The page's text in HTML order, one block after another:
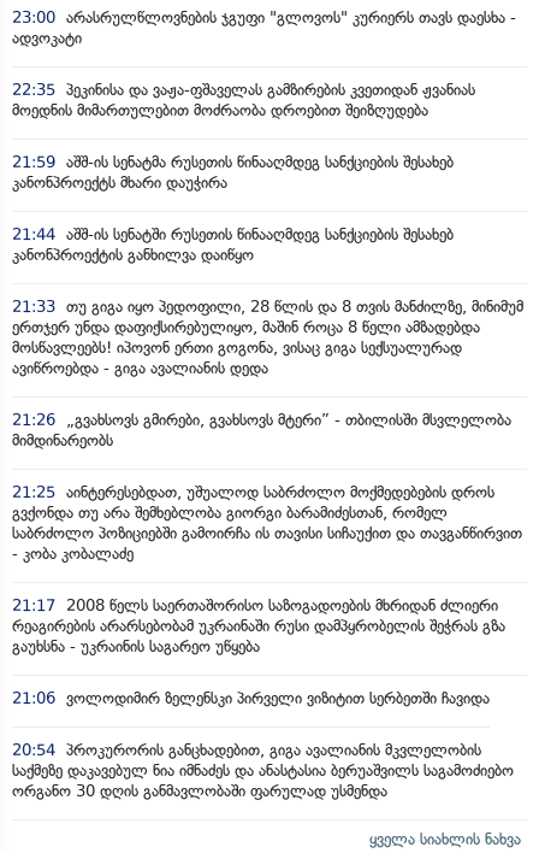
23:00 არასრულწლოვნების ჯგუფი "გლოვოს" კურიერს თავს დაესხა -
ადვოკატი
22:35 პეკინისა და ვაჟა-ფშაველას გამზირების კვეთიდან ჟვანიას
მოედნის მიმართულებით მოძრაობა დროებით შეიზღუდება
21:59 აშშ-ის სენატმა რუსეთის წინააღმდეგ სანქციების შესახებ
კანონპროექტს მხარი დაუჭირა
21:44 აშშ-ის სენატში რუსეთის წინააღმდეგ სანქციების შესახებ
კანონპროექტის განხილვა დაიწყო
21:33 თუ გიგა იყო პედოფილი, 28 წლის და 8 თვის მანძილზე, მინიმუმ
ერთჯერ უნდა დაფიქსირებულიყო, მაშინ როცა 8 წელი ამზადებდა
მოსწავლეებს! იპოვონ ერთი გოგონა, ვისაც გიგა სექსუალურად
ავიწროებდა - გიგა ავალიანის დედა
21:26
„გვახსოვს გმირები, გვახსოვს მტერი” - თბილისში მსვლელობა
მიმდინარეობს
21:25 აინტერესებდათ, უშუალოდ საბრძოლო მოქმედებების დროს
გვქონდა თუ არა შემხებლობა გიორგი ბარამიძესთან, რომელ
საბრძოლო პოზიციებში გამოირჩა ის თავისი სიჩაუქით და თავგანწირვით
- კობა კობალაძე
21:17
2008 წელს საერთაშორისო საზოგადოების მხრიდან ძლიერი
რეაგირების არარსებობამ უკრაინაში რუსი დამპყრობელის შეჭრას გზა
გაუხსნა - უკრაინის საგარეო უწყება
21:06 ვოლოდიმირ ზელენსკი პირველი ვიზიტით სერბეთში ჩავიდა
20:54 პროკურორის განცხადებით, გიგა ავალიანის მკვლელობის
საქმეზე დაკავებულ ნია იმნაძეს და ანასტასია ბერუაშვილს საგამოძიებო
ორგანო 30 დღის განმავლობაში ფარულად უსმენდა
ყველა სიახლის ნახვა